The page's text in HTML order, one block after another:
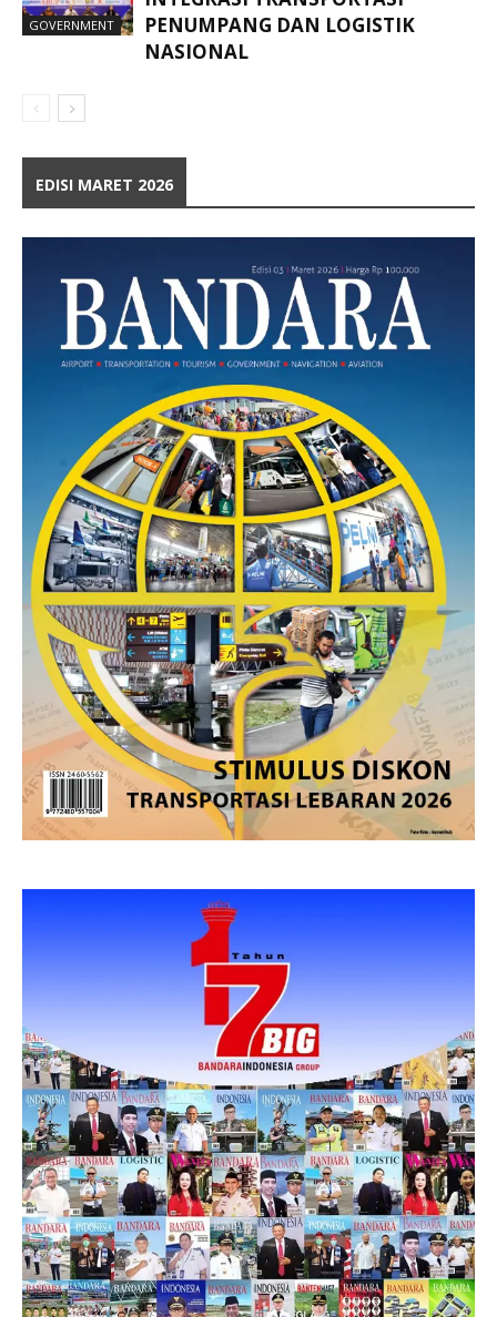
GOVERNMENT
PENUMPANG DAN LOGISTIK
NASIONAL
EDISI MARET 2026